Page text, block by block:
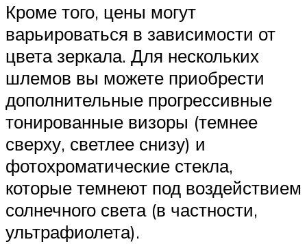
Кроме того, цены могут
варьироваться в зависимости от
цвета зеркала. Для нескольких
шлемов вы можете приобрести
дополнительные прогрессивные
тонированные визоры (темнее
сверху, светлее снизу) и
фотохроматические стекла,
которые темнеют под воздействием
солнечного света (в частности,
ультрафиолета).